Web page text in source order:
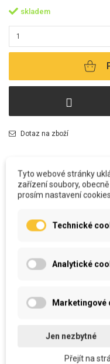
skladem
Dotaz na zboží
snímatelný
Výplň - výplňové PES
Dekorační polštářek
funkčního materiálu
k odpočinku
Tyto webové stránky
zařízení soubory,
prosím nastavení
Technické
Analytické
Marketingové
Jen nezbytné
Přejít na